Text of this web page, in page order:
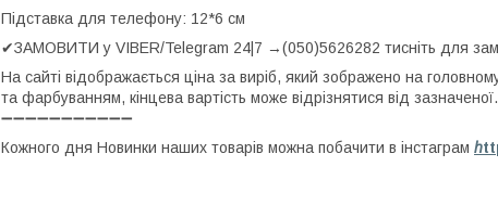
Підставка для телефону: 12*6 см
✔ЗАМОВИТИ у VIBER/Telegram 24|7 →(050)5626282 тисніть для
На сайті відображається ціна за виріб, який зображено на
та фарбуванням, кінцева вартість може відрізнятися від зазначеної.
➖➖➖➖➖➖➖➖➖➖➖
Кожного дня Новинки наших товарів можна побачити в інстаграм h